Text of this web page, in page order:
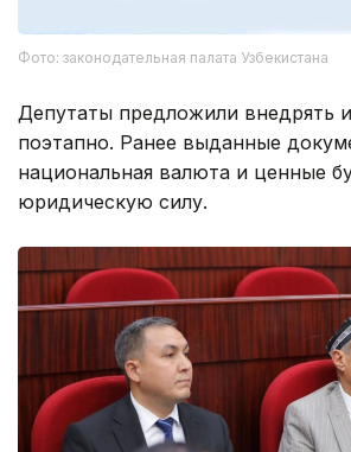
Фото: законодательная палата Узбекистана
Депутаты предложили внедрять
поэтапно. Ранее выданные
национальная валюта и ценные
юридическую силу.